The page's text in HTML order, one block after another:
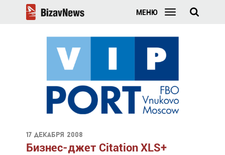
МЕНЮ
17 декабря 2008
Бизнес-джет Citation XLS+